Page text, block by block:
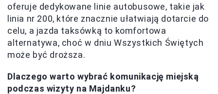
oferuje dedykowane linie autobusowe, takie jak
linia nr 200, które znacznie ułatwiają dotarcie do
celu, a jazda taksówką to komfortowa
alternatywa, choć w dniu Wszystkich Świętych
może być droższa.
Dlaczego warto wybrać komunikację miejską
podczas wizyty na Majdanku?